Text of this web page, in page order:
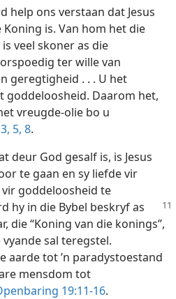
help ons verstaan dat Jesus
Koning is. Van hom het die
veel skoner as die
ter wille van
geregtigheid . . . U het
goddeloosheid. Daarom het,
vreugde-olie bo u
5, 8.
deur God gesalf is, is Jesus
te gaan en sy liefde vir
goddeloosheid te
hy in die Bybel beskryf as
die “Koning van die konings”,
sal teregstel.
aarde tot ’n paradystoestand
mensdom tot
19:11-16.